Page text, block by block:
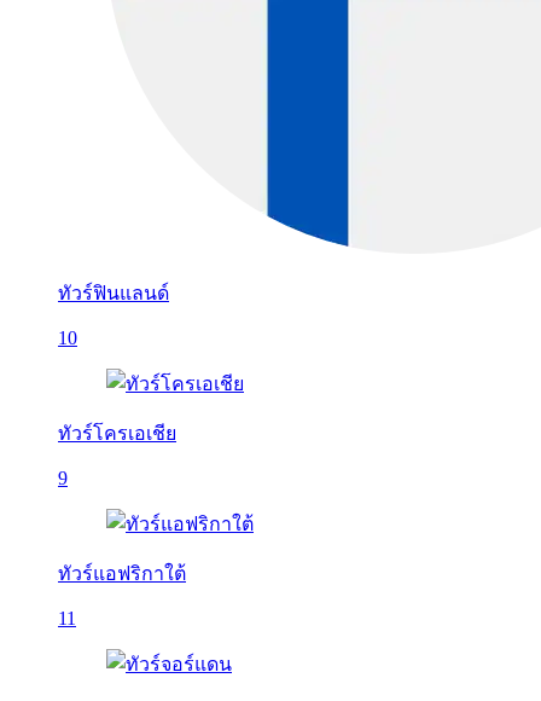
ทัวร์ฟินแลนด์
10
ทัวร์โครเอเชีย
9
ทัวร์แอฟริกาใต้
11